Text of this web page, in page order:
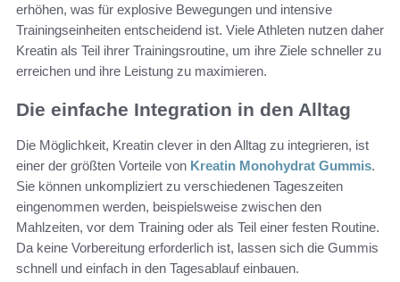
erhöhen, was für explosive Bewegungen und intensive
Trainingseinheiten entscheidend ist. Viele Athleten nutzen daher
Kreatin als Teil ihrer Trainingsroutine, um ihre Ziele schneller zu
erreichen und ihre Leistung zu maximieren.
Die einfache Integration in den Alltag
Die Möglichkeit, Kreatin clever in den Alltag zu integrieren, ist
einer der größten Vorteile von Kreatin Monohydrat Gummis.
Sie können unkompliziert zu verschiedenen Tageszeiten
eingenommen werden, beispielsweise zwischen den
Mahlzeiten, vor dem Training oder als Teil einer festen Routine.
Da keine Vorbereitung erforderlich ist, lassen sich die Gummis
schnell und einfach in den Tagesablauf einbauen.